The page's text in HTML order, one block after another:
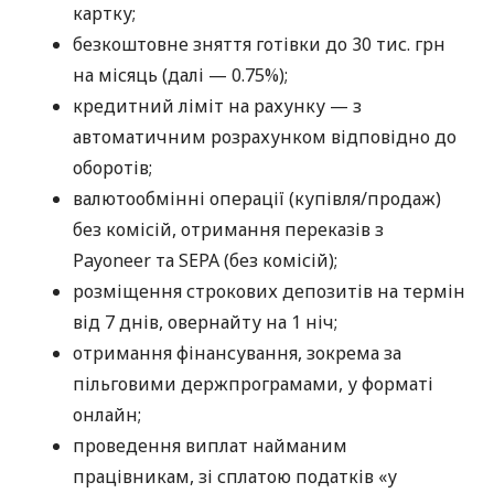
картку;
безкоштовне зняття готівки до 30 тис. грн
на місяць (далі — 0.75%);
кредитний ліміт на рахунку — з
автоматичним розрахунком відповідно до
оборотів;
валютообмінні операції (купівля/продаж)
без комісій, отримання переказів з
Payoneer та SEPA (без комісій);
розміщення строкових депозитів на термін
від 7 днів, овернайту на 1 ніч;
отримання фінансування, зокрема за
пільговими держпрограмами, у форматі
онлайн;
проведення виплат найманим
працівникам, зі сплатою податків «у